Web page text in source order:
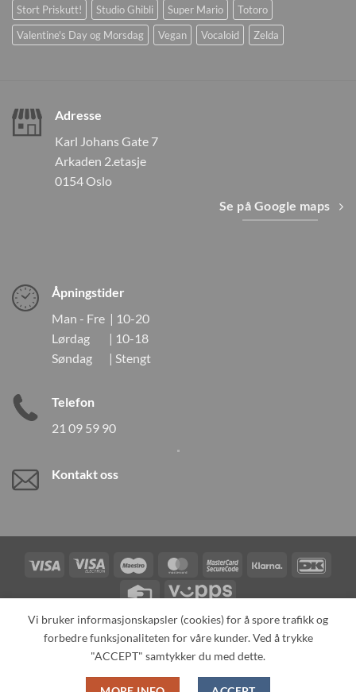
Stort Priskutt!
Studio Ghibli Super Mario
Totoro
Valentine's Day og Morsdag
Vegan Vocaloid Zelda
Adresse
Karl Johans Gate 7
Arkaden 2.etasje
0154 Oslo
Se på Google maps
Åpningstider
Man - Fre | 10-20
Lørdag | 10-18
Søndag | Stengt
Telefon
21 09 59 90
Kontakt oss
Visa
Visa
Electron
Maestro MasterCardMasterCardKlarna
Credit
Vipps
TILBAKEKALLINGER KONTAKT OSS
OM OSS
SPESIALBESTILLING
MIN KONTO ALL PRODUCTS
Copyright 2026 ©Neo Tokyo by Neo Tokyo Norway AS -With Love
Vi bruker informasjonskapsler (cookies) for å spore trafikk og
forbedre funksjonaliteten for våre kunder. Ved å trykke
"ACCEPT" samtykker du med dette.